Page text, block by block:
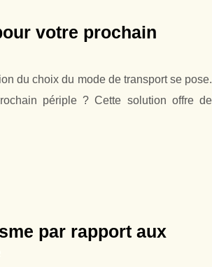
votre prochain
du choix du mode de transport se pose.
périple ? Cette solution offre de
par rapport aux